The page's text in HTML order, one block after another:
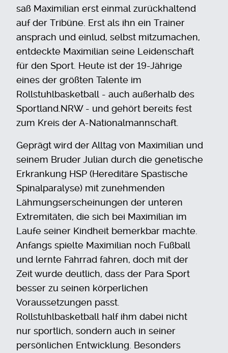
saß Maximilian erst einmal zurückhaltend
auf der Tribüne. Erst als ihn ein Trainer
ansprach und einlud, selbst mitzumachen,
entdeckte Maximilian seine Leidenschaft
für den Sport. Heute ist der 19-Jährige
eines der größten Talente im
Rollstuhlbasketball - auch außerhalb des
Sportland.NRW - und gehört bereits fest
zum Kreis der A-Nationalmannschaft.
Geprägt wird der Alltag von Maximilian und
seinem Bruder Julian durch die genetische
Erkrankung HSP (Hereditäre Spastische
Spinalparalyse) mit zunehmenden
Lähmungserscheinungen der unteren
Extremitäten, die sich bei Maximilian im
Laufe seiner Kindheit bemerkbar machte.
Anfangs spielte Maximilian noch Fußball
und lernte Fahrrad fahren, doch mit der
Zeit wurde deutlich, dass der Para Sport
besser zu seinen körperlichen
Voraussetzungen passt.
Rollstuhlbasketball half ihm dabei nicht
nur sportlich, sondern auch in seiner
persönlichen Entwicklung. Besonders